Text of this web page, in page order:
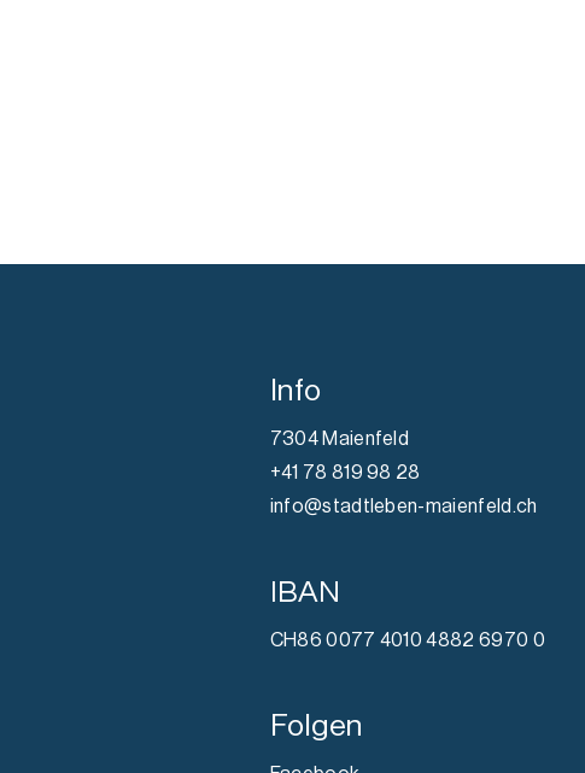
Info
7304 Maienfeld
+41 78 819 98 28
info@stadtleben-maienfeld.ch
IBAN
CH86 0077 4010 4882 6970 0
Folgen